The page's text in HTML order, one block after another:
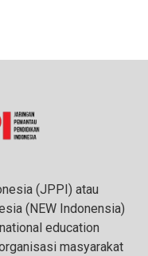
(JPPI) atau
(NEW Indonensia)
education
masyarakat